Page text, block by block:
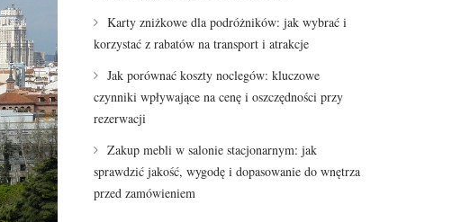
Karty zniżkowe dla podróżników: jak wybrać i
korzystać z rabatów na transport i atrakcje
Jak porównać koszty noclegów: kluczowe
czynniki wpływające na cenę i oszczędności przy
rezerwacji
Zakup mebli w salonie stacjonarnym: jak
sprawdzić jakość, wygodę i dopasowanie do wnętrza
przed zamówieniem